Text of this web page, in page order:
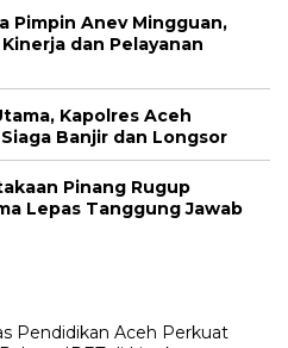
Pimpin Anev Mingguan,
dan Pelayanan
Kapolres Aceh
Banjir dan Longsor
Pinang Rugup
Lepas Tanggung Jawab